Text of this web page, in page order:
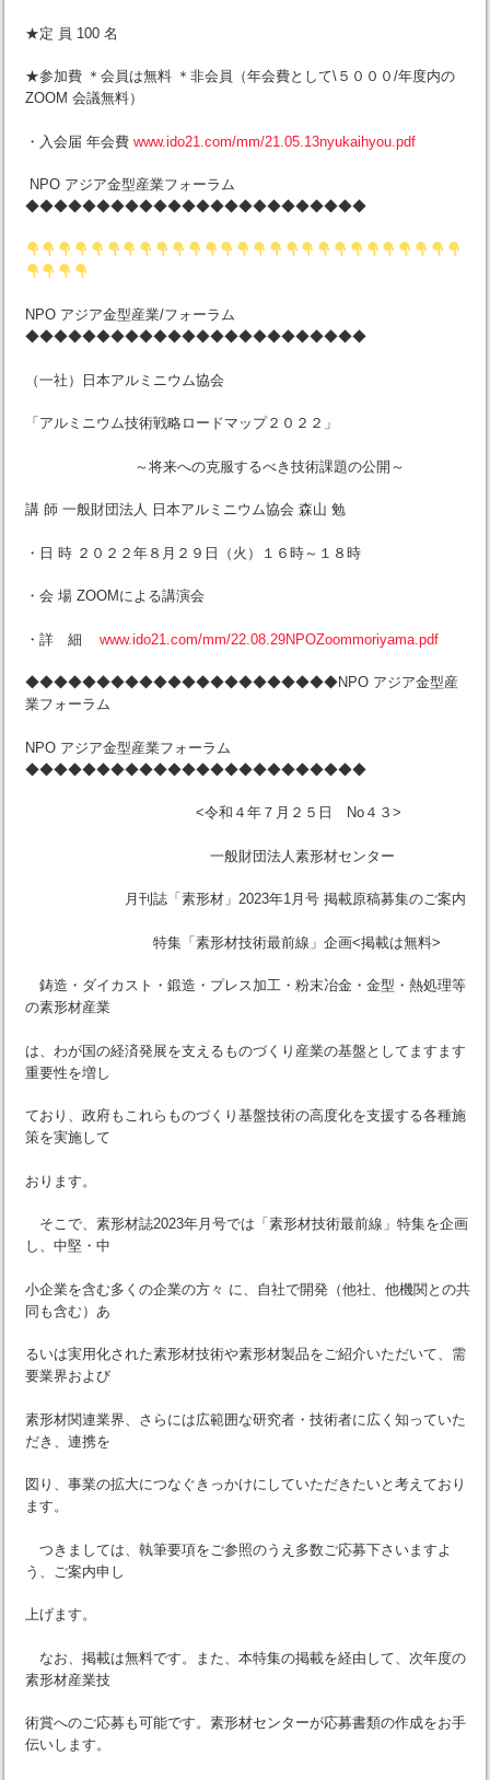
★定 員 100 名
★参加費 ＊会員は無料 ＊非会員（年会費として\５０００/年度内の
ZOOM 会議無料）
・入会届 年会費 www.ido21.com/mm/21.05.13nyukaihyou.pdf
NPO アジア金型産業フォーラム
◆◆◆◆◆◆◆◆◆◆◆◆◆◆◆◆◆◆◆◆◆◆◆◆
NPO アジア金型産業/フォーラム
◆◆◆◆◆◆◆◆◆◆◆◆◆◆◆◆◆◆◆◆◆◆◆◆
（一社）日本アルミニウム協会
「アルミニウム技術戦略ロードマップ２０２２」
～将来への克服するべき技術課題の公開～
講 師 一般財団法人 日本アルミニウム協会 森山 勉
・日 時 ２０２２年８月２９日（火）１６時～１８時
・会 場 ZOOMによる講演会
・詳 細 www.ido21.com/mm/22.08.29NPOZoommoriyama.pdf
◆◆◆◆◆◆◆◆◆◆◆◆◆◆◆◆◆◆◆◆◆◆NPO アジア金型産
業フォーラム
NPO アジア金型産業フォーラム
◆◆◆◆◆◆◆◆◆◆◆◆◆◆◆◆◆◆◆◆◆◆◆◆
<令和４年７月２５日 No４３>
一般財団法人素形材センター
月刊誌「素形材」2023年1月号 掲載原稿募集のご案内
特集「素形材技術最前線」企画<掲載は無料>
鋳造・ダイカスト・鍛造・プレス加工・粉末冶金・金型・熱処理等
の素形材産業
は、わが国の経済発展を支えるものづくり産業の基盤としてますます
重要性を増し
ており、政府もこれらものづくり基盤技術の高度化を支援する各種施
策を実施して
おります。
そこで、素形材誌2023年月号では「素形材技術最前線」特集を企画
し、中堅・中
小企業を含む多くの企業の方々 に、自社で開発（他社、他機関との共
同も含む）あ
るいは実用化された素形材技術や素形材製品をご紹介いただいて、需
要業界および
素形材関連業界、さらには広範囲な研究者・技術者に広く知っていた
だき、連携を
図り、事業の拡大につなぐきっかけにしていただきたいと考えており
ます。
つきましては、執筆要項をご参照のうえ多数ご応募下さいますよ
う、ご案内申し
上げます。
なお、掲載は無料です。また、本特集の掲載を経由して、次年度の
素形材産業技
術賞へのご応募も可能です。素形材センターが応募書類の作成をお手
伝いします。